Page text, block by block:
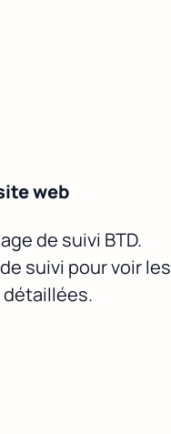
web
de suivi BTD.
suivi pour voir les